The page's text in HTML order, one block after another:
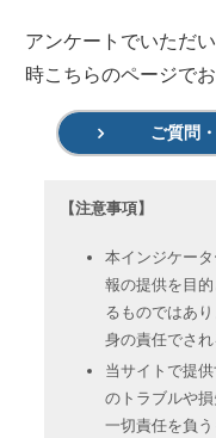
アンケートでいただ
時こちらのページで
ご質問
【注意事項】
本インジケー
報の提供を目
るものではあ
身の責任でされ
当サイトで提
のトラブルや
一切責任を負う